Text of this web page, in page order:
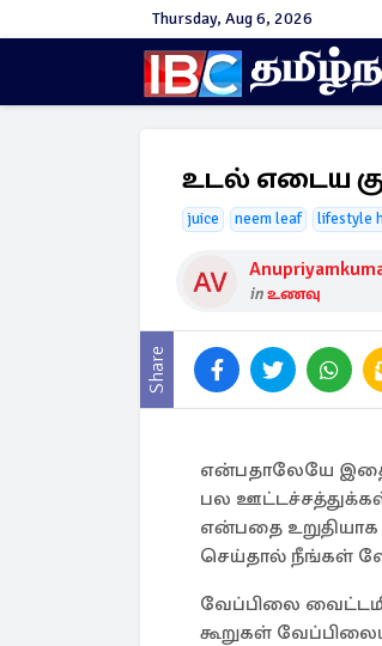
Thursday, Aug 6, 2026
உடல் எடைய
juice neem leaf lifestyle
inஉணவு
Share
என்பதாலேயே
பல
என்பதை
செய்தால் நீங்கள்
வேப்பிலை
கூறுகள்